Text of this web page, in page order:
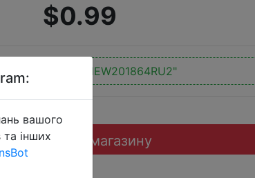
$0.99
"LTNEW201864RU2"
Перейти до магазину
вашого
інших